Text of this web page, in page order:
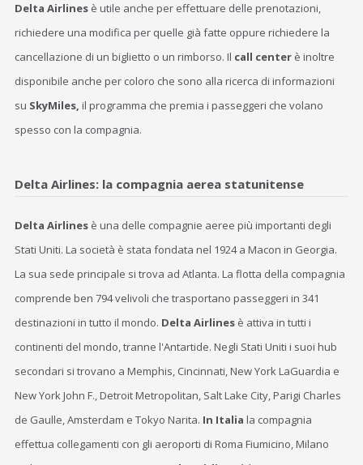
Delta Airlinesè utile anche per effettuare delle prenotazioni,
richiedere una modifica per quelle già fatte oppure richiedere la
cancellazione di un biglietto o un rimborso. Il call center è inoltre
disponibile anche per coloro che sono alla ricerca di informazioni
su SkyMiles, il programma che premia i passeggeri che volano
spesso con la compagnia.
Delta Airlines: la compagnia aerea statunitense
Delta Airlinesè una delle compagnie aeree più importanti degli
Stati Uniti. La società è stata fondata nel 1924 a Macon in Georgia.
La sua sede principale si trova ad Atlanta. La flotta della compagnia
comprende ben 794 velivoli che trasportano passeggeri in 341
destinazioni in tutto il mondo. Delta Airlinesè attiva in tutti i
continenti del mondo, tranne l'Antartide. Negli Stati Uniti i suoi hub
secondari si trovano a Memphis, Cincinnati, New York LaGuardia e
New York John F., Detroit Metropolitan, Salt Lake City, Parigi Charles
de Gaulle, Amsterdam e Tokyo Narita. In Italia la compagnia
effettua collegamenti con gli aeroporti di Roma Fiumicino, Milano